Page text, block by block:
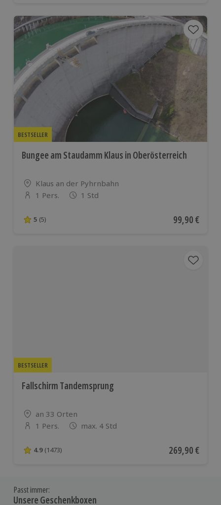
BESTSELLER
Bungee am Staudamm Klaus in Oberösterreich
Standort
Klaus an der Pyhrnbahn
Anzahl der Teilnehmer
1 Pers. 1 Std
5 von 5 Sternen basierend auf 5 Bewertungen
5 (5) Aktueller
99,90 €
BESTSELLER
Fallschirm Tandemsprung
Standort
an 33 Orten
Anzahl der Teilnehmer
1 Pers. max. 4 Std
4.9 von 5 Sternen basierend auf 1473 Bewertungen
4.9 (1473) Aktueller Preis
269,90 €
Passt immer:
Unsere Geschenkboxen